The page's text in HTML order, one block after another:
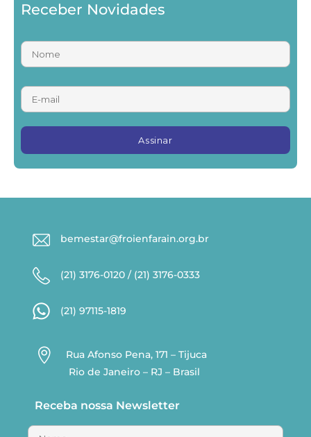
Receber Novidades
bemestar@froienfarain.org.br
(21) 3176-0120 / (21) 3176-0333
(21) 97115-1819

Rua Afonso Pena, 171 – Tijuca
Rio de Janeiro – RJ – Brasil
Receba nossa Newsletter